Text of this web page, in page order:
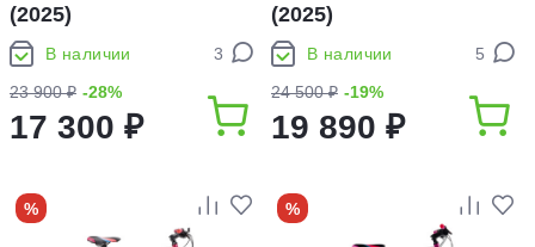
(2025)
В наличии
3
23 900 ₽ -28%
17 300 ₽
(2025)
В наличии
5
24 500 ₽ -19%
19 890 ₽
% %